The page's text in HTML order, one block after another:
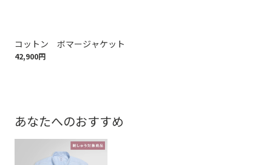
コットン ボマージャケット
42,900円
あなたへのおすすめ